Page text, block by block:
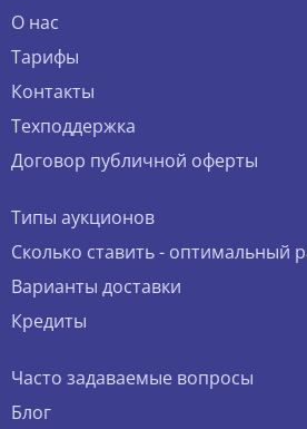
О нас
Тарифы
Контакты
Техподдержка
Договор публичной оферты
Типы аукционов
Сколько ставить - оптимальный
Варианты доставки
Кредиты
Часто задаваемые вопросы
Блог